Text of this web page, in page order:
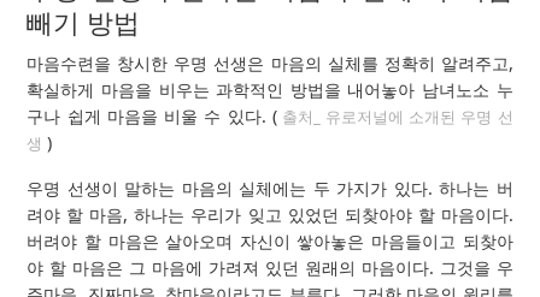
빼기 방법
마음수련을 창시한 우명 선생은 마음의 실체를 정확히 알려주고,
확실하게 마음을 비우는 과학적인 방법을 내어놓아 남녀노소 누
구나 쉽게 마음을 비울 수 있다. ( 출처_ 유로저널에 소개된 우명 선
생 )
우명 선생이 말하는 마음의 실체에는 두 가지가 있다. 하나는 버
려야 할 마음, 하나는 우리가 잊고 있었던 되찾아야 할 마음이다.
버려야 할 마음은 살아오며 자신이 쌓아놓은 마음들이고 되찾아
야 할 마음은 그 마음에 가려져 있던 원래의 마음이다. 그것을 우